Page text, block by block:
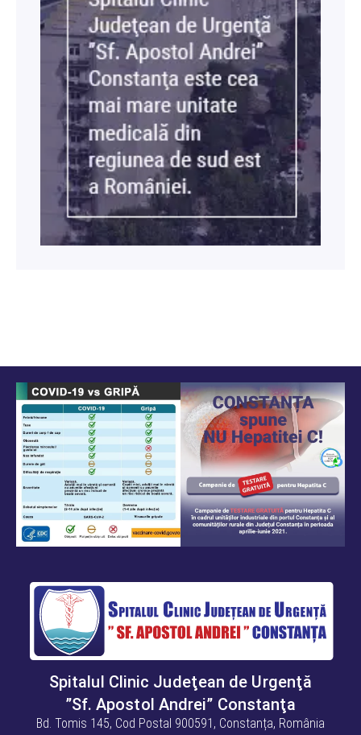
Spitalul Clinic Judeţean de Urgenţă
”Sf. Apostol Andrei” Constanţa
Bd. Tomis 145, Cod Postal 900591, Constanța, România